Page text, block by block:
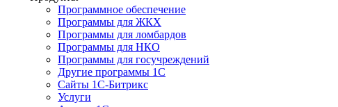
Программное обеспечение
Программы для ЖКХ
Программы для ломбардов
Программы для НКО
Программы для госучреждений
Другие программы 1С
Сайты 1С-Битрикс
Услуги